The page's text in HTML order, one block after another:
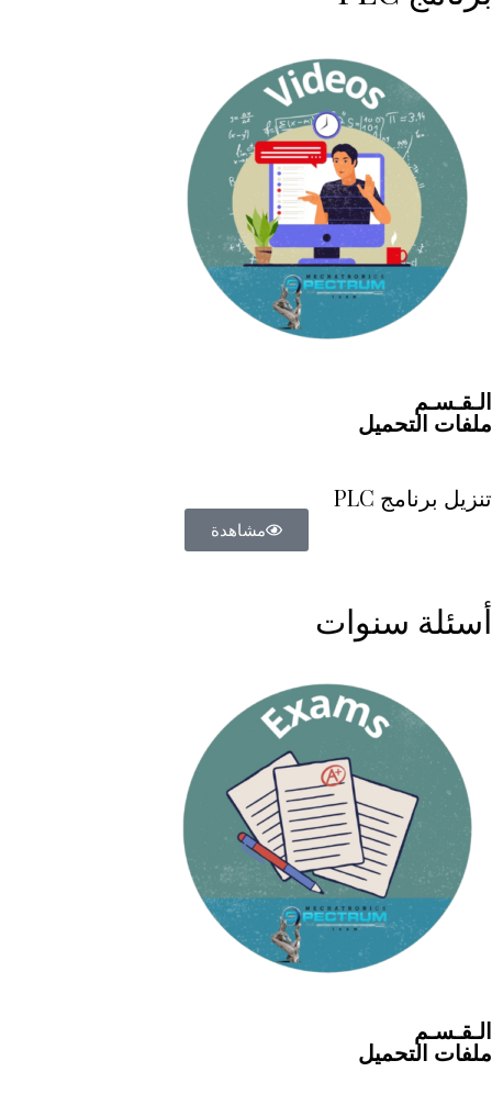
الـقـسـم
ملفات التحميل
تنزيل برنامج PLC
مشاهدة
أسئلة سنوات
الـقـسـم
ملفات التحميل